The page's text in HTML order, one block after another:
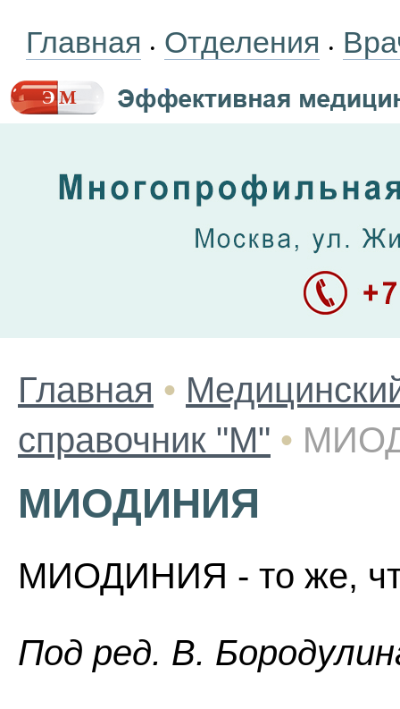
Главная • Отделения •
Главная •
справочник "М" •
МИОДИНИЯ
МИОДИНИЯ - то же,
Пoд peд. B.